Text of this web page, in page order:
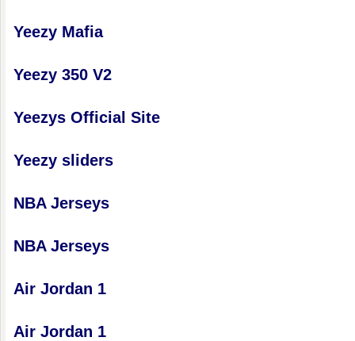
Yeezy Mafia
Yeezy 350 V2
Yeezys Official Site
Yeezy sliders
NBA Jerseys
NBA Jerseys
Air Jordan 1
Air Jordan 1